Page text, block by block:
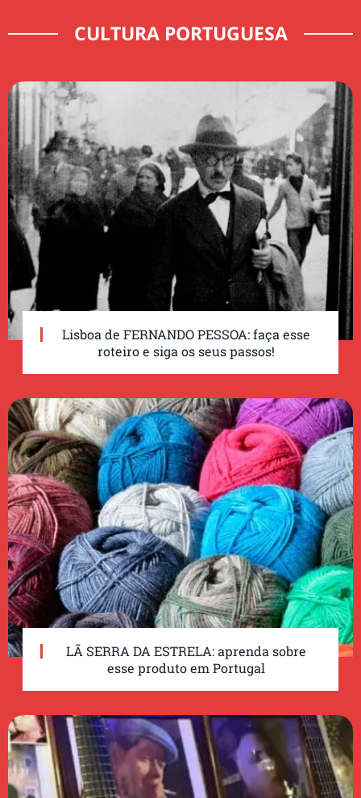
CULTURA PORTUGUESA
Lisboa de FERNANDO PESSOA: faça esse
roteiro e siga os seus passos!
LÃ SERRA DA ESTRELA: aprenda sobre
esse produto em Portugal